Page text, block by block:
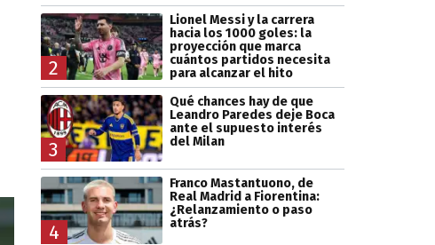
2
Lionel Messi y la carrera
hacia los 1000 goles: la
proyección que marca
cuántos partidos necesita
para alcanzar el hito
3
Qué chances hay de que
Leandro Paredes deje Boca
ante el supuesto interés
del Milan
4
Franco Mastantuono, de
Real Madrid a Fiorentina:
¿Relanzamiento o paso
atrás?